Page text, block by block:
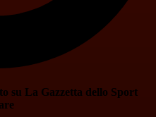
su La Gazzetta dello Sport